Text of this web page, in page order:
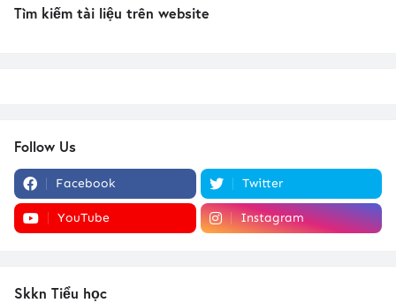
Tìm kiếm tài liệu trên website
Follow Us
Facebook Twitter
YouTube Instagram
Skkn Tiểu học